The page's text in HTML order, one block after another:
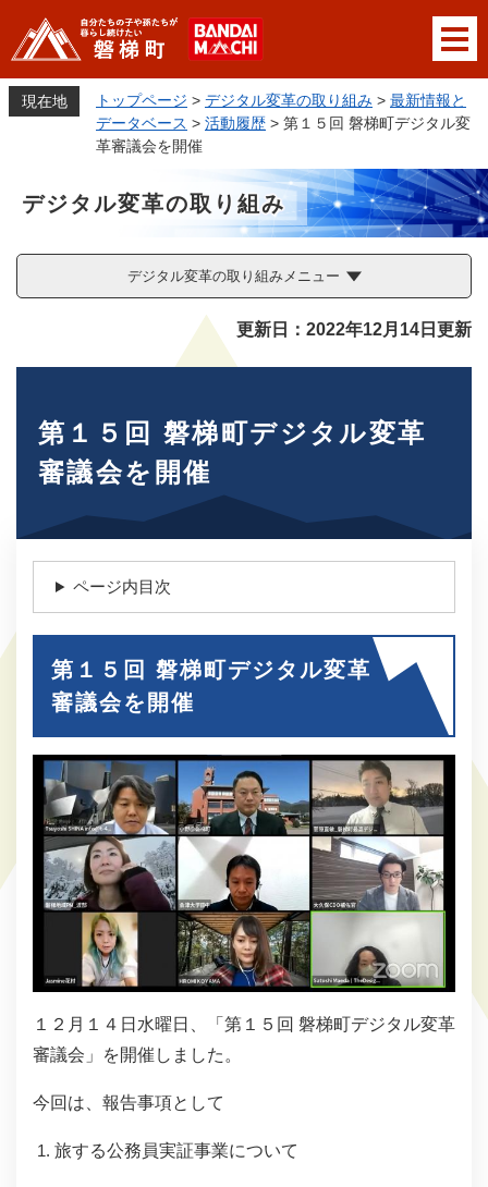
ジ
の
先
メニューを飛ばして本文へ
現在地 トップページ > デジタル変革の取り組み > 最新情報と
データベース > 活動履歴 > 第１５回 磐梯町デジタル変
革審議会を開催
デジタル変革の取り組み
デジタル変革の取り組みメニュー
更新日：2022年12月14日更新
第１５回 磐梯町デジタル変革
審議会を開催
ページ内目次
第１５回 磐梯町デジタル変革
審議会を開催
１２月１４日水曜日、「第１５回 磐梯町デジタル変革
審議会」を開催しました。
今回は、報告事項として
旅する公務員実証事業について